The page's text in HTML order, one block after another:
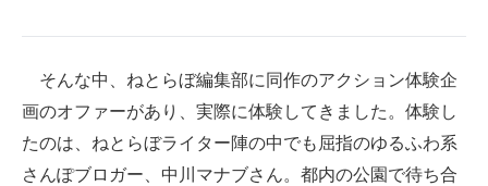
製造業のIT導入・活用を支援
モノづくり技術者専門サイト
そんな中、ねとらぼ編集部に同作のアクション体験企
画のオファーがあり、実際に体験してきました。体験し
たのは、ねとらぼライター陣の中でも屈指のゆるふわ系
さんぽブロガー、中川マナブさん。都内の公園で待ち合